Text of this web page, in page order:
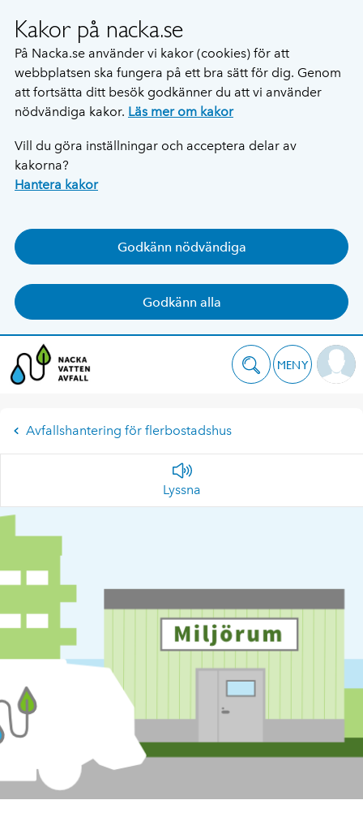
Kakor på nacka.se
På Nacka.se använder vi kakor (cookies) för att
webbplatsen ska fungera på ett bra sätt för dig. Genom
att fortsätta ditt besök godkänner du att vi använder
nödvändiga kakor. Läs mer om kakor
Vill du göra inställningar och acceptera delar av
kakorna?
Hantera kakor
Godkänn nödvändiga
Godkänn alla
MENY
Avfallshantering för flerbostadshus
Lyssna